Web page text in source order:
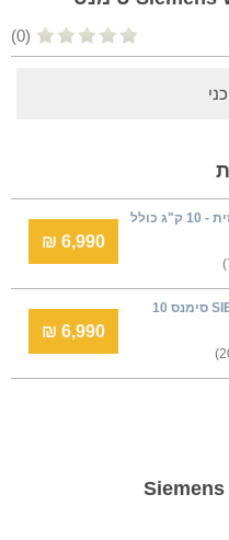
(0)
מכונת כביסה פתח חזית - 10 ק"ג כולל
6,990 ₪
מכונת כביסה SIEMENS סימנס 10
6,990 ₪
מפרט טכני של מכונת כביסה Siemens